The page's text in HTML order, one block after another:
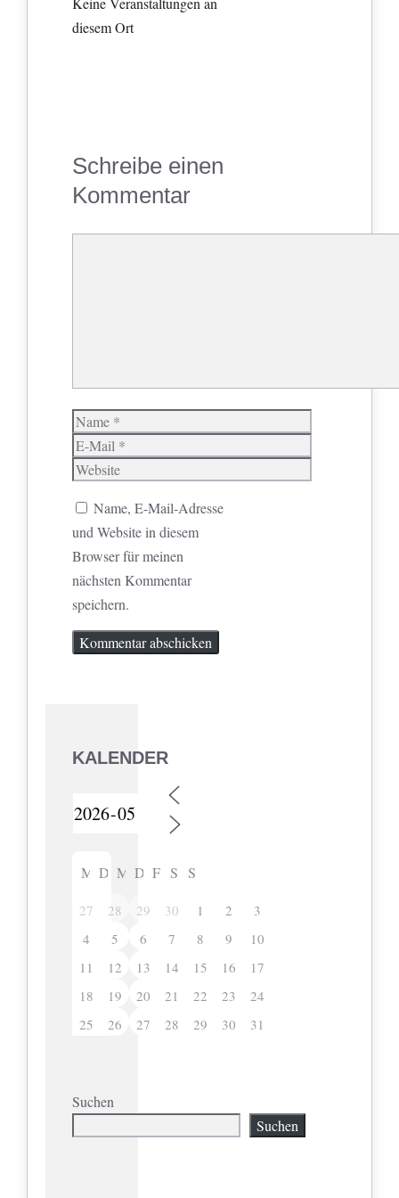
diesem Ort
Schreibe einen
Kommentar
Name
E-
Mail
Website
Name, E-Mail-Adresse
und Website in diesem
Browser für meinen
nächsten Kommentar
speichern.
KALENDER
M D M D F S S
27 28 29 30 1 2
3
4
5 6 7 8 9
10
11
12 13 14 15 16
17
18
19 20 21 22 23
24
25
26 27 28 29 30 31
Suchen
Suchen